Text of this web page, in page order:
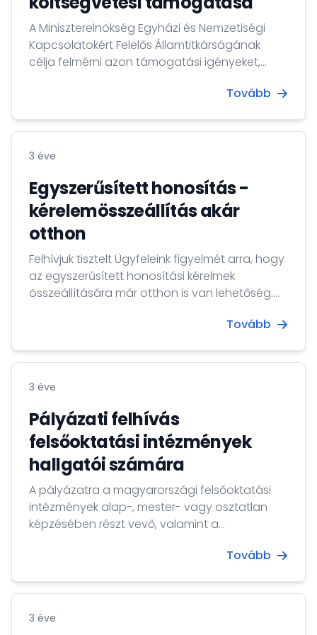
A Miniszterelnökség Egyházi és Nemzetiségi
Kapcsolatokért Felelős Államtitkárságának
célja felmérni azon támogatási igényeket,
vallási közösségek 2023. évi működési, illetve az
támogatására szükségesek.A támogatási
2023. február 20.
Tovább
3 éve
Egyszerűsített honosítás -
kérelemösszeállítás akár
otthon
Felhívjuk tisztelt Ügyfeleink figyelmét arra, hogy
az egyszerűsített honosítási kérelmek
összeállítására már otthon is van lehetőség.
váltja ki a Főkonzulátus munkatársai előtti
külképviseletünk ügyfélszolgálatán előzetes
konzuli napokon van lehetőség.
Tovább
3 éve
Pályázati felhívás
felsőoktatási intézmények
hallgatói számára
A pályázatra a magyarországi felsőoktatási
intézmények alap-, mester- vagy osztatlan
képzésében részt vevő, valamint a
magyar nyelven is oktató felsőoktatási
vagy levelező tagozatos, aktív státuszú
nyelvű pályaművel lehet, amely a
Tovább
3 éve